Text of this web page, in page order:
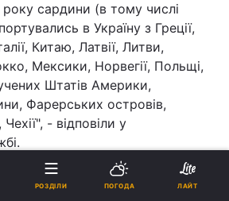
року сардини (в тому числі
в Україну з Греції,
Китаю, Латвії, Литви,
Мексики, Норвегії, Польщі,
Штатів Америки,
Фарерських островів,
Чехії", - відповіли у
сардин (у тоннах) за останній
за час війни?
РОЗДІЛИ ПОГОДА ЛАЙТ